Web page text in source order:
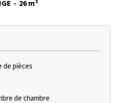
26 m²
de pièces
de chambre